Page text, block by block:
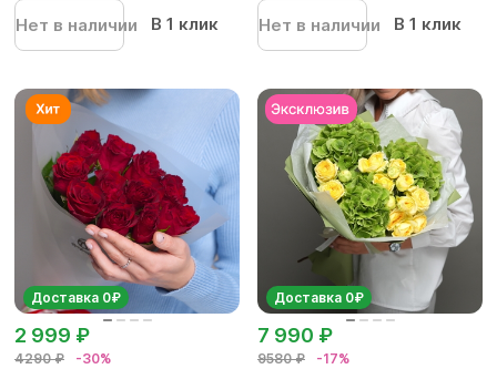
Нет в наличии В 1 клик Нет в наличии В 1 клик
Доставка 0₽
4290 ₽ -30%
2 999 ₽
Доставка 0₽
9580 ₽ -17%
7 990 ₽